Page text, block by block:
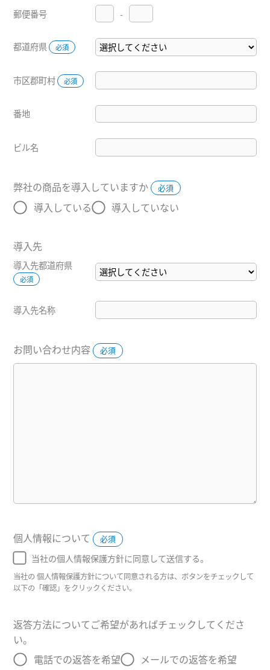
郵便番号 -
都道府県 必須
市区郡町村 必須
番地
ビル名
弊社の商品を導入していますか 必須
導入している 導入していない
導入先
導入先都道府県
必須
導入先名称
お問い合わせ内容 必須
個人情報について 必須
当社の個人情報保護方針に同意して送信する。
当社の 個人情報保護方針について同意される方は、ボタンをチェックして
以下の「確認」をクリックください。
返答方法についてご希望があればチェックしてくださ
い。
無回答
電話での返答を希望 メールでの返答を希望